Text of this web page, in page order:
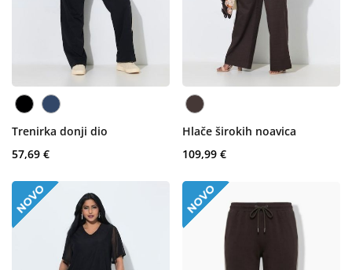
Trenirka donji dio
57,69 €
Hlače širokih noavica
109,99 €